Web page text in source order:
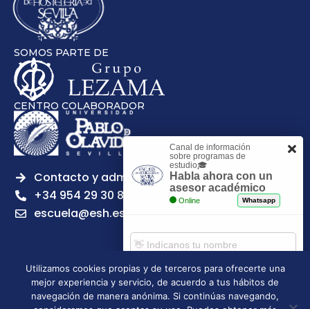
SOMOS PARTE DE
CENTRO COLABORADOR
Contacto y admisiones
+34 954 29 30 81
escuela@esh.es
Aviso legal Política de Privacidad
Política de Cookies
Utilizamos cookies propias y de terceros para ofrecerte una
mejor experiencia y servicio, de acuerdo a tus hábitos de
navegación de manera anónima. Si continúas navegando,
Canal de información
sobre programas de
estudio🎓
Habla ahora con un
asesor académico
Online Whatsapp
Comenzar chat